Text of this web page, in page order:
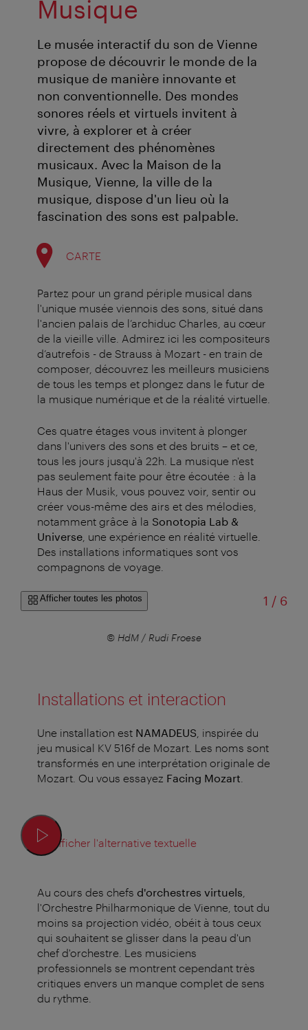
Musique
Le musée interactif du son de Vienne
propose de découvrir le monde de la
musique de manière innovante et
non conventionnelle. Des mondes
sonores réels et virtuels invitent à
vivre, à explorer et à créer
directement des phénomènes
musicaux. Avec la Maison de la
Musique, Vienne, la ville de la
musique, dispose d'un lieu où la
fascination des sons est palpable.
CARTE
Partez pour un grand périple musical dans
l'unique musée viennois des sons, situé dans
l'ancien palais de l’archiduc Charles, au cœur
de la vieille ville. Admirez ici les compositeurs
d’autrefois - de Strauss à Mozart - en train de
composer, découvrez les meilleurs musiciens
de tous les temps et plongez dans le futur de
la musique numérique et de la réalité virtuelle.
Ces quatre étages vous invitent à plonger
dans l'univers des sons et des bruits – et ce,
tous les jours jusqu'à 22h. La musique n'est
pas seulement faite pour être écoutée : à la
Haus der Musik, vous pouvez voir, sentir ou
créer vous-même des airs et des mélodies,
notamment grâce à la Sonotopia Lab &
Universe , une expérience en réalité virtuelle.
Des installations informatiques sont vos
compagnons de voyage.
Afficher toutes les photos 1 /sur
6
© HdM / Rudi Froese
Installations et interaction
Une installation est NAMADEUS , inspirée du
jeu musical KV 516f de Mozart. Les noms sont
transformés en une interprétation originale de
Mozart. Ou vous essayez Facing Mozart
Afficher l'alternative textuelle
Au cours des chefs d'orchestres virtuels
l'Orchestre Philharmonique de Vienne, tout du
moins sa projection vidéo, obéit à tous ceux
qui souhaitent se glisser dans la peau d'un
chef d'orchestre. Les musiciens
professionnels se montrent cependant très
critiques envers un manque complet de sens
du rythme.